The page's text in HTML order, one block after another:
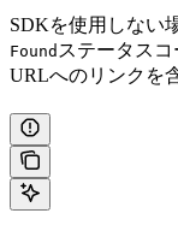
SDKを使用しない
Found ステータス
URLへのリンクを